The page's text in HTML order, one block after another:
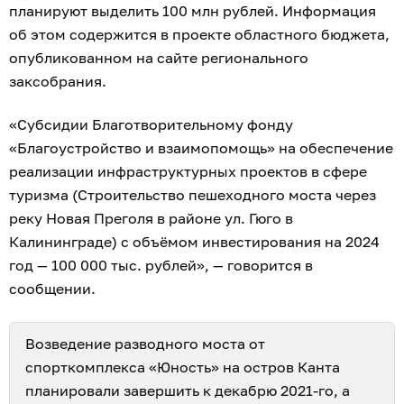
планируют выделить 100 млн рублей. Информация
об этом содержится в проекте областного бюджета,
опубликованном на сайте регионального
заксобрания.
«Субсидии Благотворительному фонду
«Благоустройство и взаимопомощь» на обеспечение
реализации инфраструктурных проектов в сфере
туризма (Строительство пешеходного моста через
реку Новая Преголя в районе ул. Гюго в
Калининграде) с объёмом инвестирования на 2024
год — 100 000 тыс. рублей», — говорится в
сообщении.
Возведение разводного моста от
спорткомплекса «Юность» на остров Канта
планировали завершить к декабрю 2021-го, а